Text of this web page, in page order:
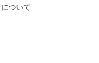
ついて